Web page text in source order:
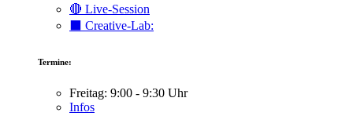
🔴 Live-Session
⬛️ Creative-Lab:
Termine:
Freitag: 9:00 - 9:30 Uhr
Infos